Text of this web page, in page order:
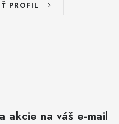
PROFIL
akcie na váš e-mail